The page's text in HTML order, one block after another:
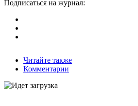
Подписаться на журнал:
Читайте также
Комментарии